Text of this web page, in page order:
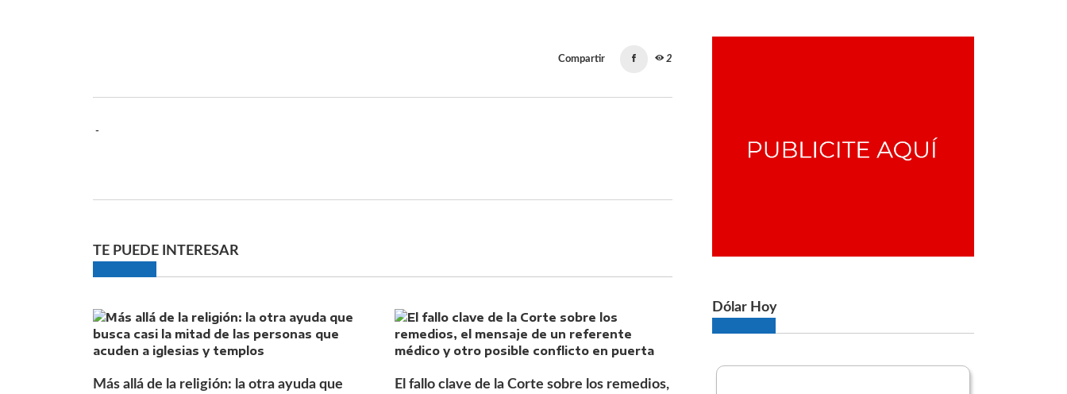
Compartir 2
-
TE PUEDE INTERESAR
Más allá de la religión: la otra ayuda que
El fallo clave de la Corte sobre los remedios,
Dólar Hoy